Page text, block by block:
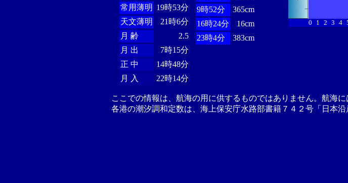
常用薄明 19時53分
天文薄明
21時6分
月 齢
2.5
月 出
7時15分
正 中
14時48分
月 入
22時14分
9時52分
365cm
16時24分
16cm
23時4分
383cm
0 1 2 3 4
ここでの情報は、航海の用に供するものではありません。航海
各港の潮汐調和定数は、海上保安庁水路部書籍７４２号「日本